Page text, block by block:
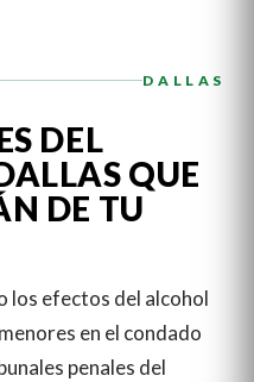
DALLAS
DEL
QUE
DE TU
los efectos del alcohol
en el condado
penales del